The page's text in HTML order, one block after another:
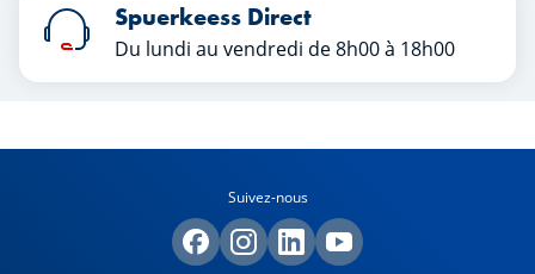
Spuerkeess Direct
Du lundi au vendredi de 8h00 à 18h00
Suivez-nous